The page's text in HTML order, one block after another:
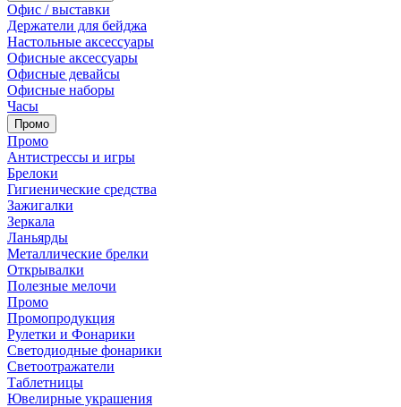
Офис / выставки
Держатели для бейджа
Настольные аксессуары
Офисные аксессуары
Офисные девайсы
Офисные наборы
Часы
Промо
Промо
Антистрессы и игры
Брелоки
Гигиенические средства
Зажигалки
Зеркала
Ланьярды
Металлические брелки
Открывалки
Полезные мелочи
Промо
Промопродукция
Рулетки и Фонарики
Светодиодные фонарики
Светоотражатели
Таблетницы
Ювелирные украшения